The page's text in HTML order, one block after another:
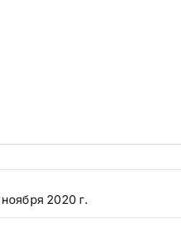
2020 г.